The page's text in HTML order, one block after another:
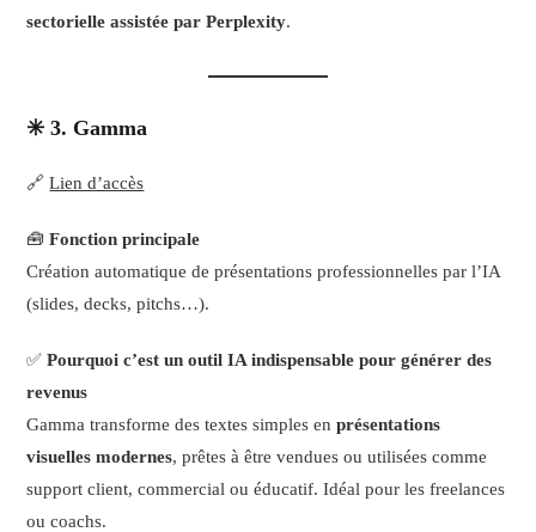
sectorielle assistée par Perplexity.
✳️ 3. Gamma
🔗Lien d’accès
🧰Fonction principale
Création automatique de présentations professionnelles par l’IA
(slides, decks, pitchs…).
✅Pourquoi c’est un outil IA indispensable pour générer des
revenus
Gamma transforme des textes simples enprésentations
visuelles modernes, prêtes à être vendues ou utilisées comme
support client, commercial ou éducatif. Idéal pour les freelances
ou coachs.